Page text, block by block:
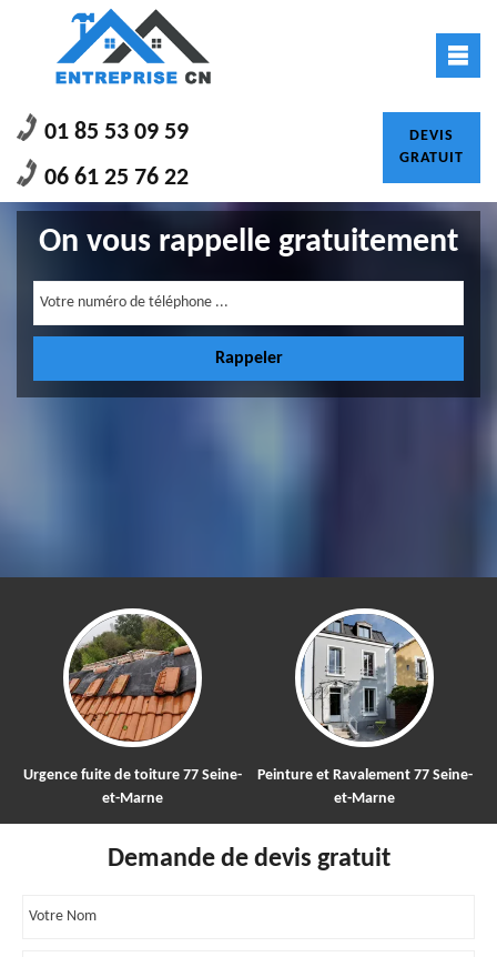
01 85 53 09 59
06 61 25 76 22
DEVIS
GRATUIT
On vous rappelle gratuitement
Urgence fuite de toiture 77 Seine-
et-Marne
Peinture et Ravalement 77 Seine-
et-Marne
Demande de devis gratuit